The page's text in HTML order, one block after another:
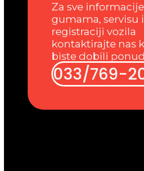
Za sve
gumama, servisu
registraciji vozila
kontaktirajte nas
biste dobili
033/769-